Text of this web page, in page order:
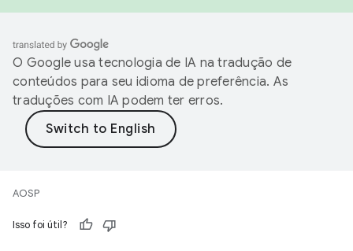
O Google usa tecnologia de IA na tradução de
conteúdos para seu idioma de preferência. As
traduções com IA podem ter erros.
AOSP
Isso foi útil?